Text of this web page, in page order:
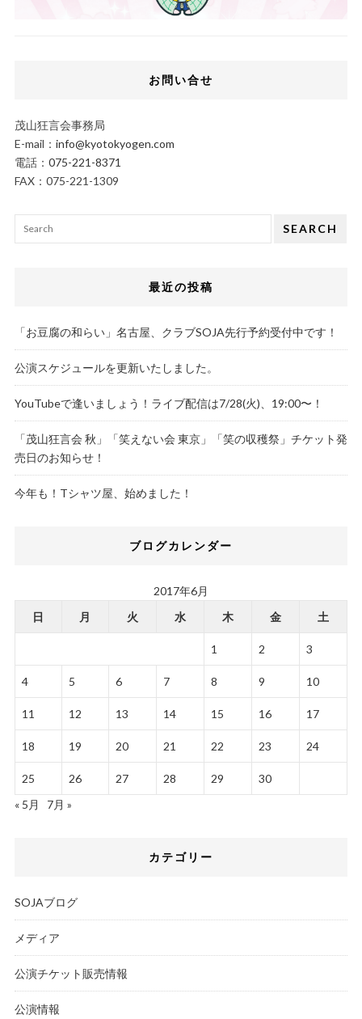
お問い合せ
茂山狂言会事務局
E-mail： info@kyotokyogen.com
電話： 075-221-8371
FAX：075-221-1309
SEARCH
最近の投稿
「お豆腐の和らい」名古屋、クラブSOJA先行予約受付中です！
公演スケジュールを更新いたしました。
YouTubeで逢いましょう！ライブ配信は7/28(火)、19:00〜！
「茂山狂言会 秋」「笑えない会 東京」「笑の収穫祭」チケット発
売日のお知らせ！
今年も！Tシャツ屋、始めました！
ブログカレンダー
2017年6月
日
月 火 水 木 金 土
1 2 3
4 5 6 7 8 9 10
11 12 13 14 15 16 17
18 19 20 21 22 23 24
25 26 27 28 29
30
« 5月
7月 »
カテゴリー
SOJAブログ
メディア
公演チケット販売情報
公演情報